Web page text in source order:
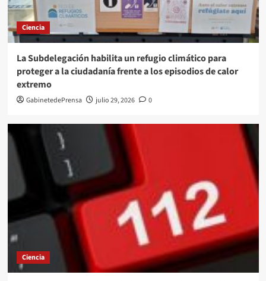
Ciencia
La Subdelegación habilita un refugio climático para
proteger a la ciudadanía frente a los episodios de calor
extremo
GabinetedePrensa julio 29, 2026 0
Ciencia